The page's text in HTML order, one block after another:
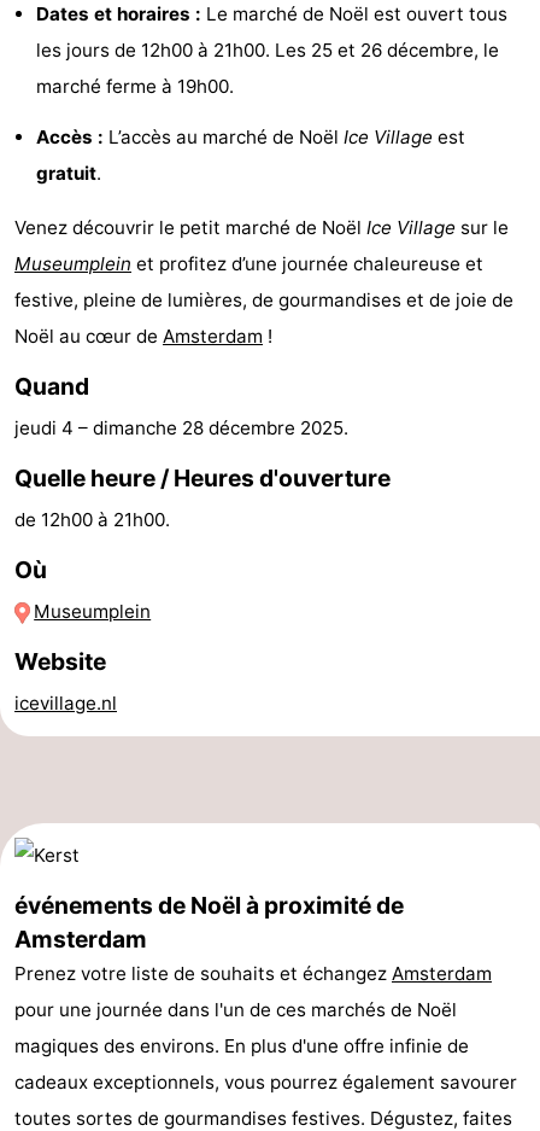
Boissons
vélo
Spécial
Coffeeshops
Capitale
homosexuelle
Quartier
diamant
dans
Parcs
la
ville
-
Hollande
du
Nord
-
Hollande
du
Sud
Pratiques
Forum
Transports
Dates et horaires : Le marché de Noël est ouvert tous
les jours de 12h00 à 21h00. Les 25 et 26 décembre, le
marché ferme à 19h00.
Accès : L’accès au marché de Noël Ice Village est
gratuit.
Venez découvrir le petit marché de Noël Ice Village sur le
Museumplein et profitez d’une journée chaleureuse et
festive, pleine de lumières, de gourmandises et de joie de
Noël au cœur de Amsterdam !
Quand
jeudi 4 – dimanche 28 décembre 2025.
Quelle heure / Heures d'ouverture
de 12h00 à 21h00.
Où
Museumplein
Website
icevillage.nl
événements de Noël à proximité de
Amsterdam
Prenez votre liste de souhaits et échangez Amsterdam
pour une journée dans l'un de ces marchés de Noël
magiques des environs. En plus d'une offre infinie de
cadeaux exceptionnels, vous pourrez également savourer
toutes sortes de gourmandises festives. Dégustez, faites